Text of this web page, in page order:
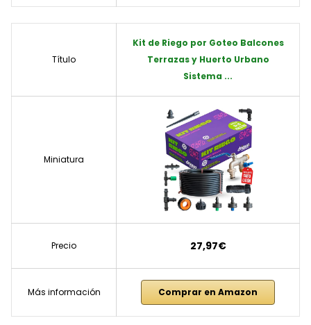
Título
Kit de Riego por Goteo Balcones
Terrazas y Huerto Urbano
Sistema ...
Miniatura
Precio 27,97€
Más información Comprar en Amazon